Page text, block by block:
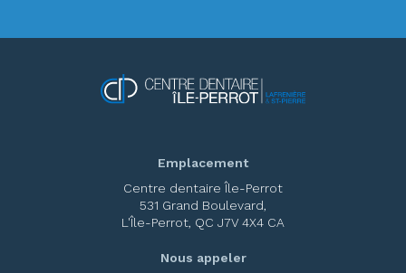
Emplacement
Centre dentaire Île-Perrot
531 Grand Boulevard
L'Île-Perrot QC J7V 4X4 CA
Nous appeler